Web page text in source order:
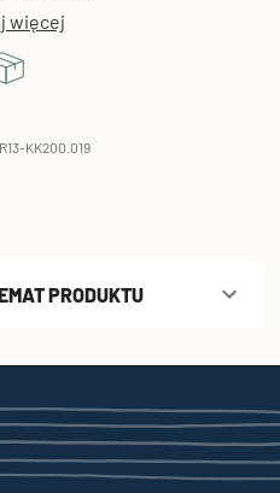
więcej
KK200.019
PRODUKTU